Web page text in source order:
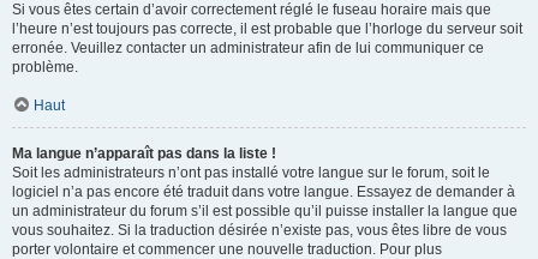
Si vous êtes certain d’avoir correctement réglé le fuseau horaire mais que
l’heure n’est toujours pas correcte, il est probable que l’horloge du serveur soit
erronée. Veuillez contacter un administrateur afin de lui communiquer ce
problème.
Haut
Ma langue n’apparaît pas dans la liste !
Soit les administrateurs n’ont pas installé votre langue sur le forum, soit le
logiciel n’a pas encore été traduit dans votre langue. Essayez de demander à
un administrateur du forum s’il est possible qu’il puisse installer la langue que
vous souhaitez. Si la traduction désirée n’existe pas, vous êtes libre de vous
porter volontaire et commencer une nouvelle traduction. Pour plus